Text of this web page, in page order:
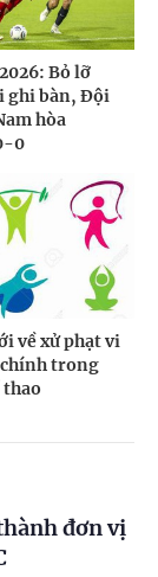
Bỏ lỡ
ghi bàn, Đội
hòa
0
về xử phạt vi
trong
đơn vị